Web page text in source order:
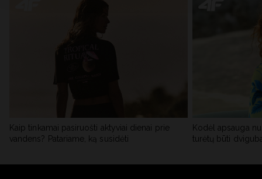
Kaip tinkamai pasiruošti aktyviai dienai prie
vandens? Patariame, ką susidėti
Kodėl apsauga
turėtų būti